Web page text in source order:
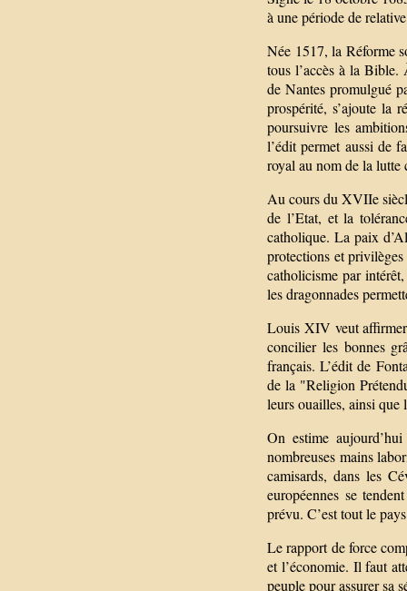
à une période de
Née 1517, la Réforme
tous l’accès à la Bible.
de Nantes promulgué
prospérité, s’ajoute la
poursuivre les
l’édit permet aussi de
royal au nom de la lutte
Au cours du XVIIe
de l’Etat, et la
catholique. La paix
protections et
catholicisme par
les dragonnades
Louis XIV veut affirmer
concilier les bonnes
français. L’édit de
de la "Religion
leurs ouailles, ainsi que
On estime
nombreuses mains
camisards, dans les
européennes se
prévu. C’est tout le
Le rapport de force
et l’économie. Il faut
peuple pour assurer sa